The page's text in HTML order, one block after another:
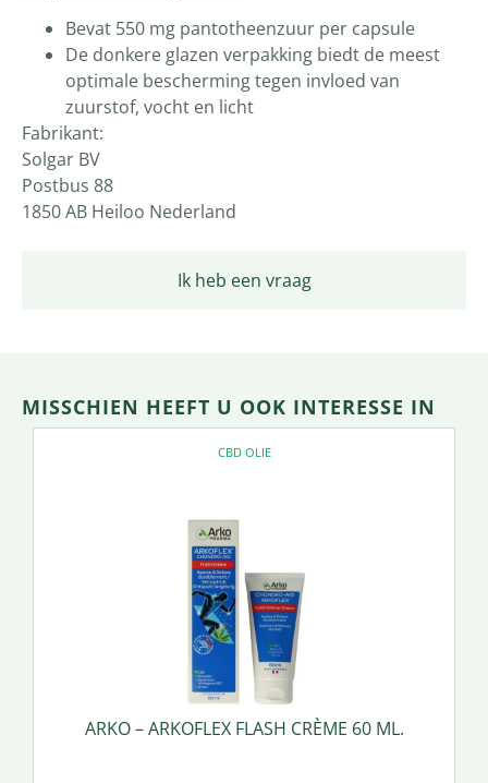
Ik heb een vraag
Bevat 550 mg pantotheenzuur per capsule
De donkere glazen verpakking biedt de meest
optimale bescherming tegen invloed van
zuurstof, vocht en licht
Fabrikant:
Solgar BV
Postbus 88
1850 AB Heiloo Nederland
MISSCHIEN HEEFT U OOK INTERESSE IN
CBD OLIE
ARKO – ARKOFLEX FLASH CRÈME 60 ML.